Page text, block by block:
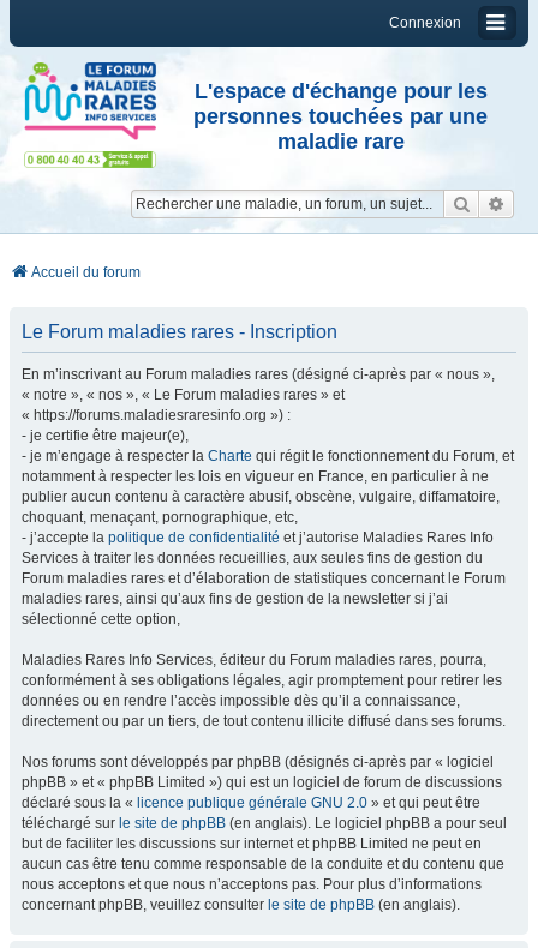
Connexion
L'espace d'échange pour les
personnes touchées par une
maladie rare
Accueil du forum
Le Forum maladies rares - Inscription
En m’inscrivant au Forum maladies rares (désigné ci-après par « nous »,
« notre », « nos », « Le Forum maladies rares » et
« https://forums.maladiesraresinfo.org ») :
- je certifie être majeur(e),
- je m’engage à respecter la Charte qui régit le fonctionnement du Forum, et
notamment à respecter les lois en vigueur en France, en particulier à ne
publier aucun contenu à caractère abusif, obscène, vulgaire, diffamatoire,
choquant, menaçant, pornographique, etc,
- j’accepte la politique de confidentialité et j’autorise Maladies Rares Info
Services à traiter les données recueillies, aux seules fins de gestion du
Forum maladies rares et d’élaboration de statistiques concernant le Forum
maladies rares, ainsi qu’aux fins de gestion de la newsletter si j’ai
sélectionné cette option,
Maladies Rares Info Services, éditeur du Forum maladies rares, pourra,
conformément à ses obligations légales, agir promptement pour retirer les
données ou en rendre l’accès impossible dès qu’il a connaissance,
directement ou par un tiers, de tout contenu illicite diffusé dans ses forums.
Nos forums sont développés par phpBB (désignés ci-après par « logiciel
phpBB » et « phpBB Limited ») qui est un logiciel de forum de discussions
déclaré sous la « licence publique générale GNU 2.0 » et qui peut être
téléchargé sur le site de phpBB (en anglais). Le logiciel phpBB a pour seul
but de faciliter les discussions sur internet et phpBB Limited ne peut en
aucun cas être tenu comme responsable de la conduite et du contenu que
nous acceptons et que nous n’acceptons pas. Pour plus d’informations
concernant phpBB, veuillez consulter le site de phpBB (en anglais).